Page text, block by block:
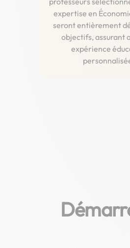
expertise en
seront entièrement
objectifs, assurant
expérience